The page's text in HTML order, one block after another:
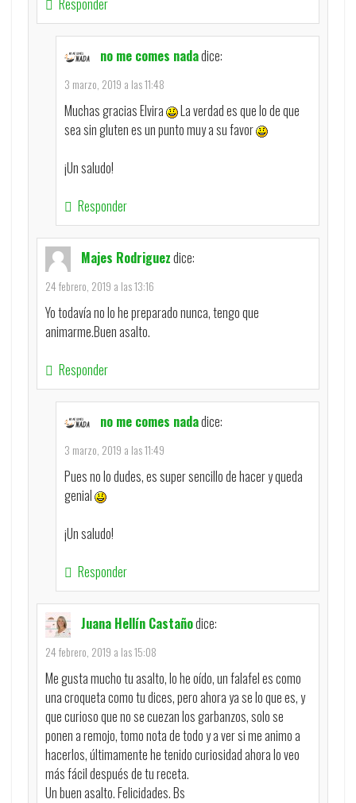
Responder
no me comes nadadice:
3 marzo, 2019 a las 11:48
Muchas gracias Elvira
La verdad es que lo de que
sea sin gluten es un punto muy a su favor
¡Un saludo!
Responder
Majes Rodriguezdice:
24 febrero, 2019 a las 13:16
Yo todavía no lo he preparado nunca, tengo que
animarme.Buen asalto.
Responder
no me comes nadadice:
3 marzo, 2019 a las 11:49
Pues no lo dudes, es super sencillo de hacer y queda
genial
¡Un saludo!
Responder
Juana Hellín Castañodice:
24 febrero, 2019 a las 15:08
Me gusta mucho tu asalto, lo he oído, un falafel es como
una croqueta como tu dices, pero ahora ya se lo que es, y
que curioso que no se cuezan los garbanzos, solo se
ponen a remojo, tomo nota de todo y a ver si me animo a
hacerlos, últimamente he tenido curiosidad ahora lo veo
más fácil después de tu receta.
Un buen asalto. Felicidades. Bs